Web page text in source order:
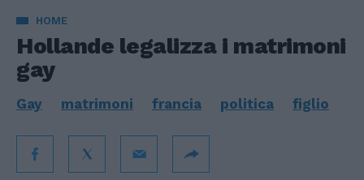
HOME
Hollande legalizza i matrimoni
gay
Gay matrimoni francia politica figlio